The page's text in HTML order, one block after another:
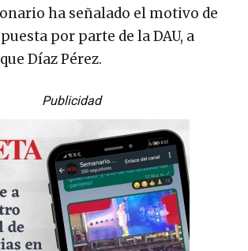
ha señalado el motivo de
por parte de la DAU, a
Díaz Pérez.
Publicidad